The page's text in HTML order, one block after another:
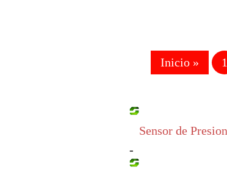
Inicio » 1
Sensor de
-